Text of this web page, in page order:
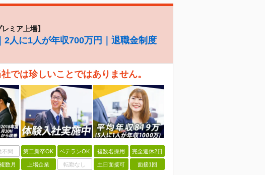
ミア上場】
人に1人が年収700万円｜退職金制度
では珍しいことではありません。
不問 第二新卒OK ベテランOK 複数名採用 完全週休2日
数月 上場企業 転勤なし 土日面接可 面接1回